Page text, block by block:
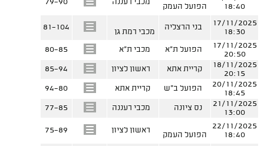
18:40
הפועל העמק
מכבי רעננה 79-90
17/11/2025
18:30
בני הרצליה
מכבי רמת גן
81-104
17/11/2025
20:50
הפועל ת"א מכבי ת"א
80-85
18/11/2025
20:15
קריית אתא ראשון לציון
85-94
20/11/2025
18:45
הפועל ב"ש קריית אתא
94-80
21/11/2025
13:00
נס ציונה מכבי רעננה 77-85
22/11/2025
18:40
הפועל העמק
ראשון לציון 75-89